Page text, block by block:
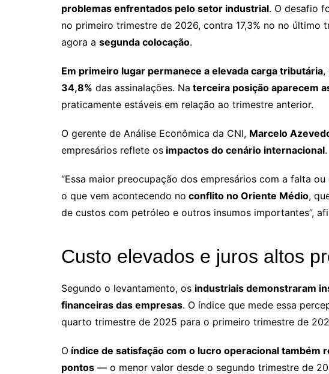
problemas enfrentados pelo setor industrial. O desafio
no primeiro trimestre de 2026, contra 17,3% no no último
agora a segunda colocação.
Em primeiro lugar permanece a elevada carga tributária,
34,8% das assinalações. Na terceira posição aparecem
praticamente estáveis em relação ao trimestre anterior.
O gerente de Análise Econômica da CNI, Marcelo
empresários reflete os impactos do cenário internacional.
“Essa maior preocupação dos empresários com a falta
o que vem acontecendo no conflito no Oriente Médio,
de custos com petróleo e outros insumos importantes”,
Custo elevados e juros altos
Segundo o levantamento, os industriais demonstraram
financeiras das empresas. O índice que mede essa
quarto trimestre de 2025 para o primeiro trimestre de
O índice de satisfação com o lucro operacional também
pontos — o menor valor desde o segundo trimestre de